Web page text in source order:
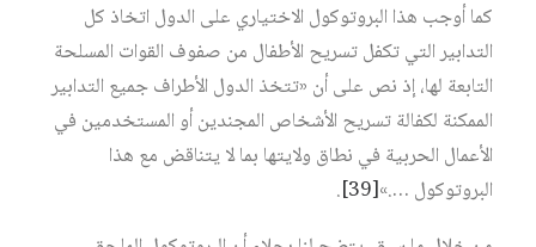
كما أوجب هذا البروتوكول الاختياري على الدول اتخاذ كل
التدابير التي تكفل تسريح الأطفال من صفوف القوات المسلحة
التابعة لها، إذ نص على أن «تتخذ الدول الأطراف جميع التدابير
الممكنة لكفالة تسريح الأشخاص المجندين أو المستخدمين في
الأعمال الحربية في نطاق ولايتها بما لا يتناقض مع هذا
البروتوكول ….»[39]
.